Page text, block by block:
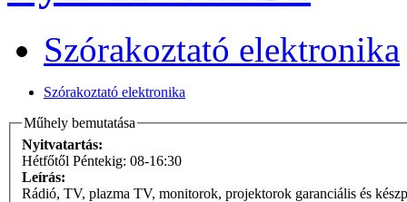
Szórakoztató elektronika
Szórakoztató elektronika
Műhely bemutatása
Nyitvatartás:
Hétfőtől Péntekig: 08-16:30
Leírás:
Rádió, TV, plazma TV, monitorok, projektorok garanciális és